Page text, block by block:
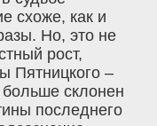
схоже, как и
Но, это не
рост,
Пятницкого –
склонен
последнего